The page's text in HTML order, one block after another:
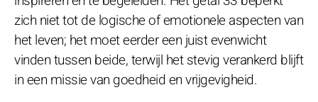
zich niet tot de logische of emotionele aspecten van
het leven; het moet eerder een juist evenwicht
vinden tussen beide, terwijl het stevig verankerd blijft
in een missie van goedheid en vrijgevigheid.